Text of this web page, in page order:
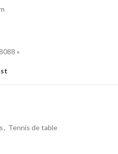
»
, Tennis de table